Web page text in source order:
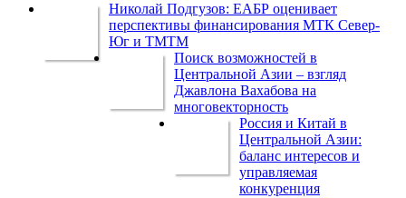
Николай Подгузов: ЕАБР оценивает
перспективы финансирования МТК Север-
Юг и ТМТМ
Поиск возможностей в
Центральной Азии – взгляд
Джавлона Вахабова на
многовекторность
Россия и Китай в
Центральной Азии:
баланс интересов и
управляемая
конкуренция